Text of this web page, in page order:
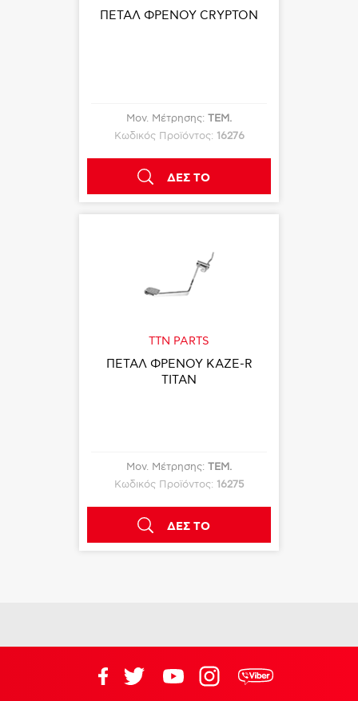
ΠΕΤΑΛ ΦΡΕΝΟΥ CRYPTON
Μον. Μέτρησης: ΤΕΜ.
Κωδικός Προϊόντος: 16276
ΔΕΣ ΤΟ
TTN PARTS
ΠΕΤΑΛ ΦΡΕΝΟΥ KAZE-R
TITAN
Μον. Μέτρησης: ΤΕΜ.
Κωδικός Προϊόντος: 16275
ΔΕΣ ΤΟ